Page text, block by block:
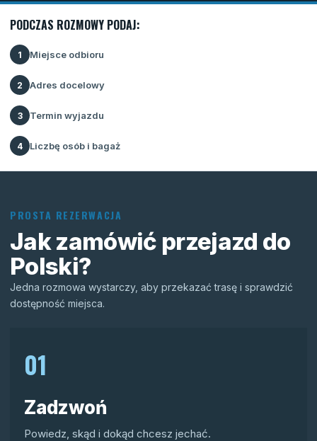
PODCZAS ROZMOWY PODAJ:
1 Miejsce odbioru
2 Adres docelowy
3 Termin wyjazdu
4 Liczbę osób i bagaż
PROSTA REZERWACJA
Jak zamówić przejazd do
Polski?
Jedna rozmowa wystarczy, aby przekazać trasę i sprawdzić
dostępność miejsca.
01
Zadzwoń
Powiedz, skąd i dokąd chcesz jechać.